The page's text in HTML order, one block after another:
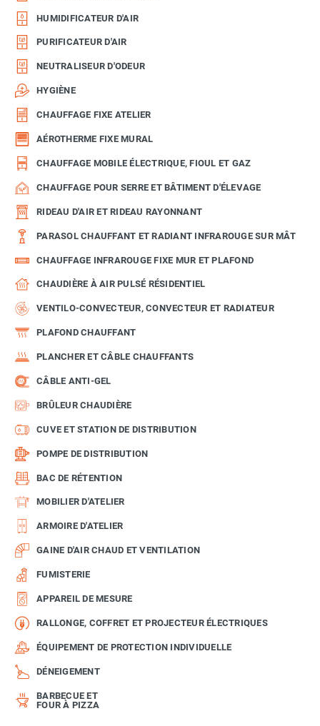
HUMIDIFICATEUR D'AIR
PURIFICATEUR D'AIR
NEUTRALISEUR D'ODEUR
HYGIÈNE
CHAUFFAGE FIXE ATELIER
AÉROTHERME FIXE MURAL
CHAUFFAGE MOBILE ÉLECTRIQUE, FIOUL ET GAZ
CHAUFFAGE POUR SERRE ET BÂTIMENT D'ÉLEVAGE
RIDEAU D'AIR ET RIDEAU RAYONNANT
PARASOL CHAUFFANT ET RADIANT INFRAROUGE SUR MÂT
CHAUFFAGE INFRAROUGE FIXE MUR ET PLAFOND
CHAUDIÈRE À AIR PULSÉ RÉSIDENTIEL
VENTILO-CONVECTEUR, CONVECTEUR ET RADIATEUR
PLAFOND CHAUFFANT
PLANCHER ET CÂBLE CHAUFFANTS
CÂBLE ANTI-GEL
BRÛLEUR CHAUDIÈRE
CUVE ET STATION DE DISTRIBUTION
POMPE DE DISTRIBUTION
BAC DE RÉTENTION
MOBILIER D'ATELIER
ARMOIRE D'ATELIER
GAINE D'AIR CHAUD ET VENTILATION
FUMISTERIE
APPAREIL DE MESURE
RALLONGE, COFFRET ET PROJECTEUR ÉLECTRIQUES
ÉQUIPEMENT DE PROTECTION INDIVIDUELLE
DÉNEIGEMENT
BARBECUE ET
FOUR À PIZZA